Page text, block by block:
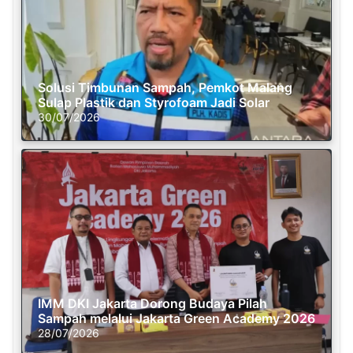
Solusi Timbunan Sampah, Pemkot Malang
Sulap Plastik dan Styrofoam Jadi Solar
30/07/2026
IMM DKI Jakarta Dorong Budaya Pilah
Sampah melalui Jakarta Green Academy 2026
28/07/2026